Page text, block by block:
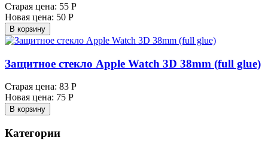
Старая цена: 55 Р
Новая цена: 50 Р
В корзину
Защитное стекло Apple Watch 3D 38mm (full glue)
Старая цена: 83 Р
Новая цена: 75 Р
В корзину
Категории